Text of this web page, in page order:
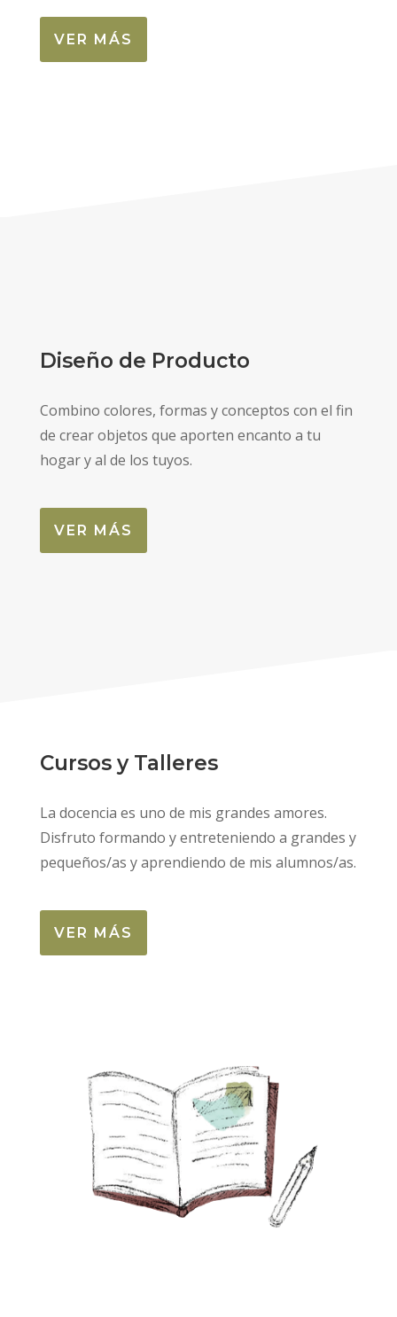
VER MÁS
Diseño de Producto
Combino colores, formas y conceptos con el fin
de crear objetos que aporten encanto a tu
hogar y al de los tuyos.
VER MÁS
Cursos y Talleres
La docencia es uno de mis grandes amores.
Disfruto formando y entreteniendo a grandes y
pequeños/as y aprendiendo de mis alumnos/as.
VER MÁS